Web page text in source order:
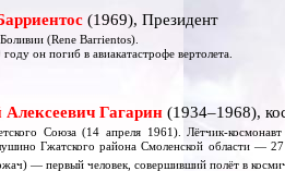
(1969), Президент
(Rene Barrientos).
он погиб в авиакатастрофе вертолета.
Гагарин (1934–1968),
Союза (14 апреля 1961). Лётчик-
Гжатского района Смоленской области —